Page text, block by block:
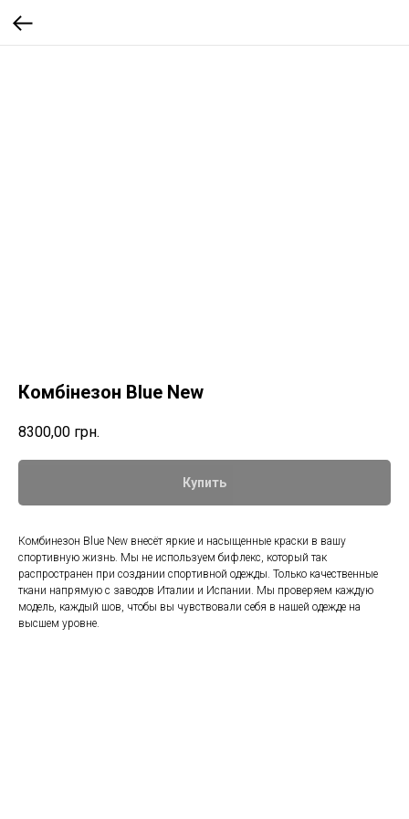
Комбінезон Blue New
8300,00 грн.
Купить
Комбинезон Blue New внесёт яркие и насыщенные краски в вашу
спортивную жизнь. Мы не используем бифлекс, который так
распространен при создании спортивной одежды. Только качественные
ткани напрямую с заводов Италии и Испании. Мы проверяем каждую
модель, каждый шов, чтобы вы чувствовали себя в нашей одежде на
высшем уровне.